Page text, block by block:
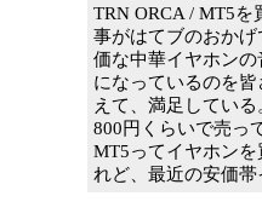
TRN ORCA / MT5を
事がはてブのおか
価な中華イヤホンの
になっているのを
えて、満足している
800円くらいで売っ
MT5ってイヤホン
れど、最近の安価帯